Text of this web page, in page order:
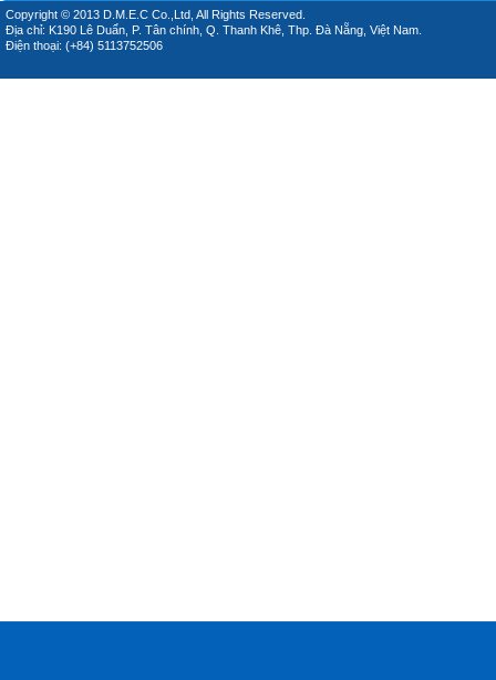
Copyright © 2013 D.M.E.C Co.,Ltd, All Rights Reserved.
Địa chỉ: K190 Lê Duẩn, P. Tân chính, Q. Thanh Khê, Thp. Đà Nẵng, Việt Nam.
Điện thoại: (+84) 5113752506